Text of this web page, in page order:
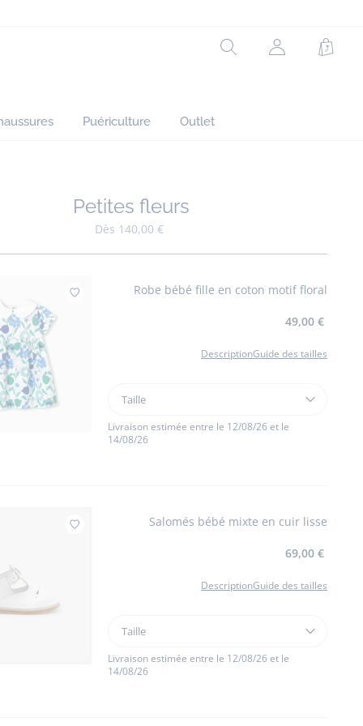
Rechercher
Mon
Puériculture Outlet
Petites fleurs
Dès 140,00 €
Ajouter à mes favoris : Robe bébé fille en
Robe bébé fille en coton motif floral
49,00 €
Description Guide des tailles
Taille
Robe
bébé
fille
Taille
Livraison estimée entre le 12/08/26 et le
14/08/26
Ajouter à mes favoris : Salomés bébé mixte
Salomés bébé mixte en cuir lisse
69,00 €
Description Guide des tailles
Taille
Salomés
bébé
mixte
Taille
Livraison estimée entre le 12/08/26 et le
14/08/26